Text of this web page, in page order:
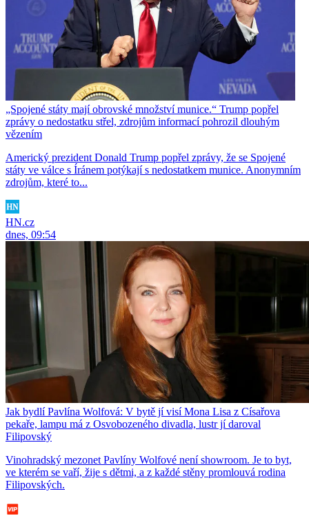
„Spojené státy mají obrovské množství munice.“ Trump popřel
zprávy o nedostatku střel, zdrojům informací pohrozil dlouhým
vězením
Americký prezident Donald Trump popřel zprávy, že se Spojené
státy ve válce s Íránem potýkají s nedostatkem munice. Anonymním
zdrojům, které to...
HN.cz
dnes, 09:54
Jak bydlí Pavlína Wolfová: V bytě jí visí Mona Lisa z Císařova
pekaře, lampu má z Osvobozeného divadla, lustr jí daroval
Filipovský
Vinohradský mezonet Pavlíny Wolfové není showroom. Je to byt,
ve kterém se vaří, žije s dětmi, a z každé stěny promlouvá rodina
Filipovských.